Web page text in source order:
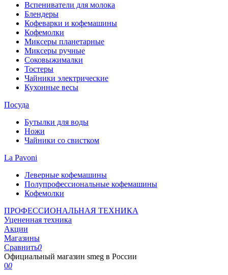
Вспениватели для молока
Блендеры
Кофеварки и кофемашины
Кофемолки
Миксеры планетарные
Миксеры ручные
Соковыжималки
Тостеры
Чайники электрические
Кухонные весы
Посуда
Бутылки для воды
Ножи
Чайники со свистком
La Pavoni
Леверные кофемашины
Полупрофессиональные кофемашины
Кофемолки
ПРОФЕССИОНАЛЬНАЯ ТЕХНИКА
Уцененная техника
Акции
Магазины
Сравнить0
Официальный магазин smeg в России
00